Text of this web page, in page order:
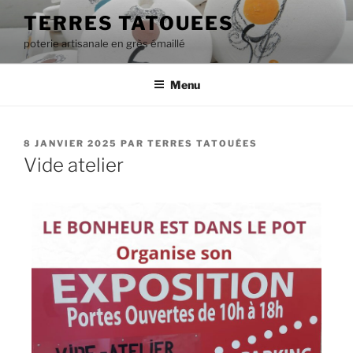
TERRES TATOUEES
poterie artisanale en grès émaillé
Menu
8 JANVIER 2025 PAR TERRES TATOUÉES
Vide atelier